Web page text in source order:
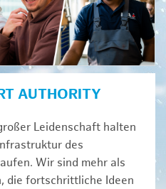
AUTHORITY
Leidenschaft halten
des
Wir sind mehr als
die fortschrittliche Ideen